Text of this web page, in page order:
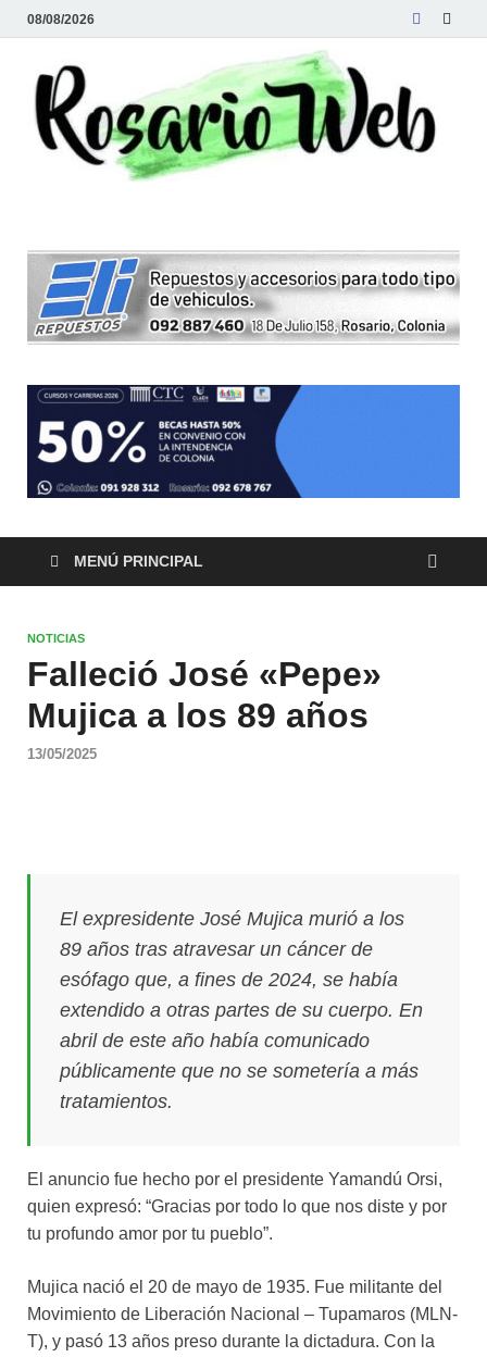
08/08/2026
MENÚ PRINCIPAL
NOTICIAS
Falleció José «Pepe»
Mujica a los 89 años
13/05/2025
El expresidente José Mujica murió a los
89 años tras atravesar un cáncer de
esófago que, a fines de 2024, se había
extendido a otras partes de su cuerpo. En
abril de este año había comunicado
públicamente que no se sometería a más
tratamientos.
El anuncio fue hecho por el presidente Yamandú Orsi,
quien expresó: “Gracias por todo lo que nos diste y por
tu profundo amor por tu pueblo”.
Mujica nació el 20 de mayo de 1935. Fue militante del
Movimiento de Liberación Nacional – Tupamaros (MLN-
T), y pasó 13 años preso durante la dictadura. Con la